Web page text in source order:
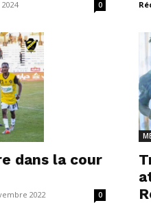
0
dans la cour
2022 0